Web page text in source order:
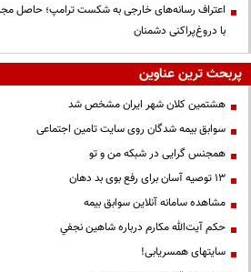
اعتراف رسانه‌های خارجی به شکست ترامپ؛ حاصل
با دروغ‌پراکنی دشمنان
پربحث ترین عناوین
هشتمین کلان شهر ایران مشخص شد
سوابق بیمه شدگان روی سایت تامین اجتماعی
همجنس گرایی در شبکه من و تو
13 توصیه آسان برای رفع بوی بد دهان
مشاهده سامانه آنلاين سوابق بیمه
حكم آيت‌الله مكارم درباره شاهين نجفي
سایتهای همسریابی!